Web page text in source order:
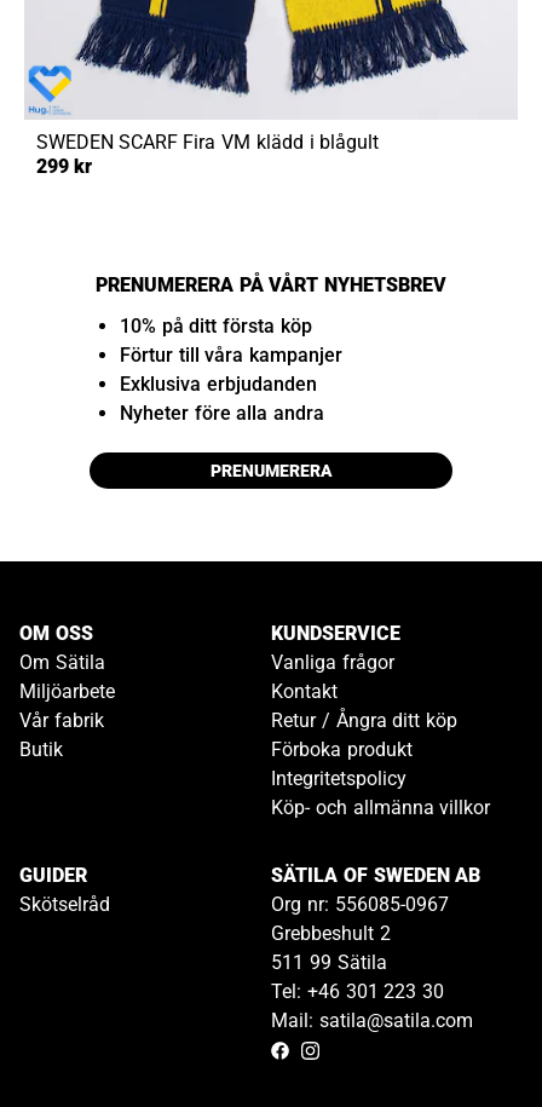
SWEDEN SCARF Fira VM klädd i blågult
299 kr
PRENUMERERA PÅ VÅRT NYHETSBREV
10% på ditt första köp
Förtur till våra kampanjer
Exklusiva erbjudanden
Nyheter före alla andra
PRENUMERERA
OM OSS
Om Sätila
Miljöarbete
Vår fabrik
Butik
KUNDSERVICE
Vanliga frågor
Kontakt
Retur / Ångra ditt köp
Förboka produkt
Integritetspolicy
Köp- och allmänna villkor
GUIDER
Skötselråd
SÄTILA OF SWEDEN AB
Org nr: 556085-0967
Grebbeshult 2
511 99 Sätila
Tel: +46 301 223 30
Mail: satila@satila.com